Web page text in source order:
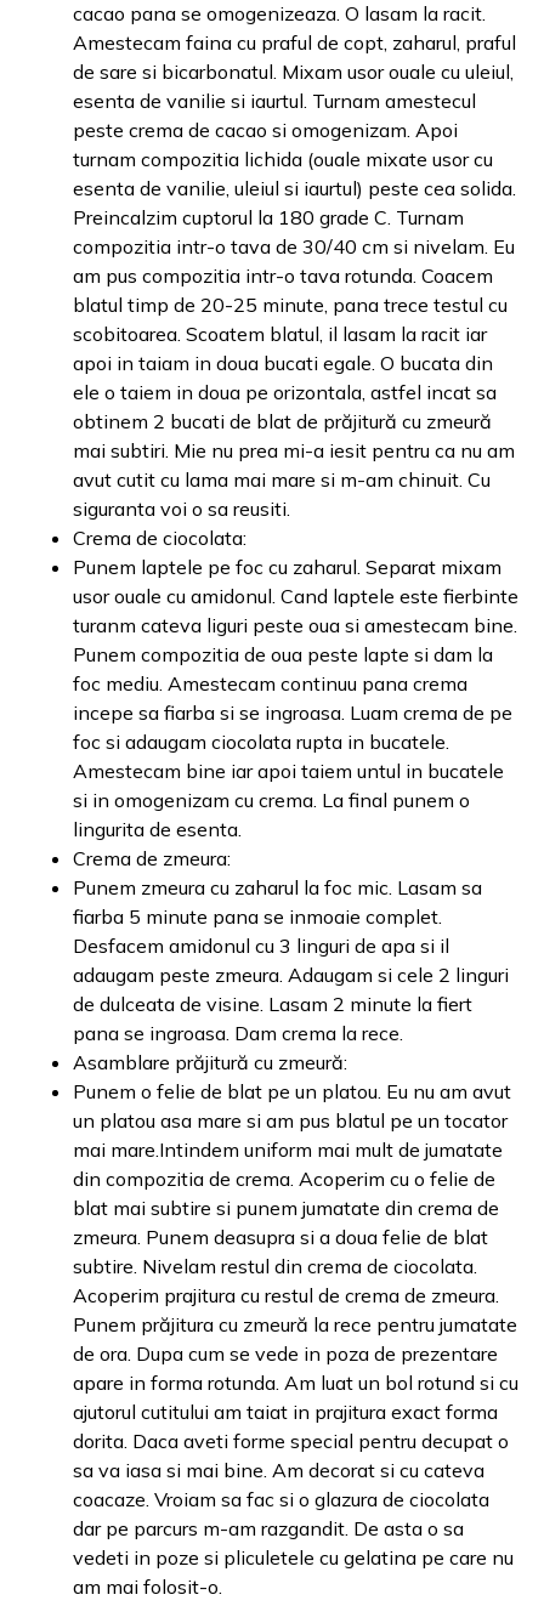
cacao pana se omogenizeaza. O lasam la racit.
Amestecam faina cu praful de copt, zaharul, praful
de sare si bicarbonatul. Mixam usor ouale cu uleiul,
esenta de vanilie si iaurtul. Turnam amestecul
peste crema de cacao si omogenizam. Apoi
turnam compozitia lichida (ouale mixate usor cu
esenta de vanilie, uleiul si iaurtul) peste cea solida.
Preincalzim cuptorul la 180 grade C. Turnam
compozitia intr-o tava de 30/40 cm si nivelam. Eu
am pus compozitia intr-o tava rotunda. Coacem
blatul timp de 20-25 minute, pana trece testul cu
scobitoarea. Scoatem blatul, il lasam la racit iar
apoi in taiam in doua bucati egale. O bucata din
ele o taiem in doua pe orizontala, astfel incat sa
obtinem 2 bucati de blat de prăjitură cu zmeură
mai subtiri. Mie nu prea mi-a iesit pentru ca nu am
avut cutit cu lama mai mare si m-am chinuit. Cu
siguranta voi o sa reusiti.
Crema de ciocolata:
Punem laptele pe foc cu zaharul. Separat mixam
usor ouale cu amidonul. Cand laptele este fierbinte
turanm cateva liguri peste oua si amestecam bine.
Punem compozitia de oua peste lapte si dam la
foc mediu. Amestecam continuu pana crema
incepe sa fiarba si se ingroasa. Luam crema de pe
foc si adaugam ciocolata rupta in bucatele.
Amestecam bine iar apoi taiem untul in bucatele
si in omogenizam cu crema. La final punem o
lingurita de esenta.
Crema de zmeura:
Punem zmeura cu zaharul la foc mic. Lasam sa
fiarba 5 minute pana se inmoaie complet.
Desfacem amidonul cu 3 linguri de apa si il
adaugam peste zmeura. Adaugam si cele 2 linguri
de dulceata de visine. Lasam 2 minute la fiert
pana se ingroasa. Dam crema la rece.
Asamblare prăjitură cu zmeură:
Punem o felie de blat pe un platou. Eu nu am avut
un platou asa mare si am pus blatul pe un tocator
mai mare.Intindem uniform mai mult de jumatate
din compozitia de crema. Acoperim cu o felie de
blat mai subtire si punem jumatate din crema de
zmeura. Punem deasupra si a doua felie de blat
subtire. Nivelam restul din crema de ciocolata.
Acoperim prajitura cu restul de crema de zmeura.
Punem prăjitura cu zmeură la rece pentru jumatate
de ora. Dupa cum se vede in poza de prezentare
apare in forma rotunda. Am luat un bol rotund si cu
ajutorul cutitului am taiat in prajitura exact forma
dorita. Daca aveti forme special pentru decupat o
sa va iasa si mai bine. Am decorat si cu cateva
coacaze. Vroiam sa fac si o glazura de ciocolata
dar pe parcurs m-am razgandit. De asta o sa
vedeti in poze si pliculetele cu gelatina pe care nu
am mai folosit-o.